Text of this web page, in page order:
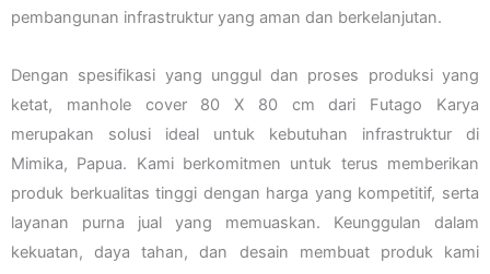
pembangunan infrastruktur yang aman dan berkelanjutan.
Dengan spesifikasi yang unggul dan proses produksi yang
ketat, manhole cover 80 X 80 cm dari Futago Karya
merupakan solusi ideal untuk kebutuhan infrastruktur di
Mimika, Papua. Kami berkomitmen untuk terus memberikan
produk berkualitas tinggi dengan harga yang kompetitif, serta
layanan purna jual yang memuaskan. Keunggulan dalam
kekuatan, daya tahan, dan desain membuat produk kami